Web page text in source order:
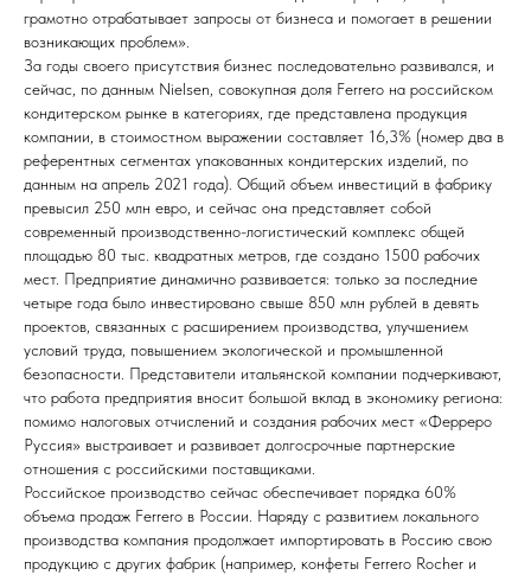
грамотно отрабатывает запросы от бизнеса и помогает в решении
возникающих проблем».
За годы своего присутствия бизнес последовательно развивался, и
сейчас, по данным Nielsen, совокупная доля Ferrero на российском
кондитерском рынке в категориях, где представлена продукция
компании, в стоимостном выражении составляет 16,3% (номер два в
референтных сегментах упакованных кондитерских изделий, по
данным на апрель 2021 года). Общий объем инвестиций в фабрику
превысил 250 млн евро, и сейчас она представляет собой
современный производственно-логистический комплекс общей
площадью 80 тыс. квадратных метров, где создано 1500 рабочих
мест. Предприятие динамично развивается: только за последние
четыре года было инвестировано свыше 850 млн рублей в девять
проектов, связанных с расширением производства, улучшением
условий труда, повышением экологической и промышленной
безопасности. Представители итальянской компании подчеркивают,
что работа предприятия вносит большой вклад в экономику региона:
помимо налоговых отчислений и создания рабочих мест «Ферреро
Руссия» выстраивает и развивает долгосрочные партнерские
отношения с российскими поставщиками.
Российское производство сейчас обеспечивает порядка 60%
объема продаж Ferrero в России. Наряду с развитием локального
производства компания продолжает импортировать в Россию свою
продукцию с других фабрик (например, конфеты Ferrero Rocher и